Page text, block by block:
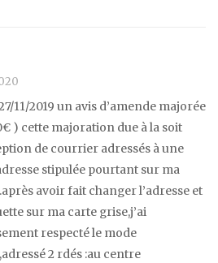
11/2019 un avis d’amende majorée
) cette majoration due à la soit
de courrier adressés à une
stipulée pourtant sur ma
avoir fait changer l’adresse et
sur ma carte grise,j’ai
respecté le mode
2 rdés :au centre